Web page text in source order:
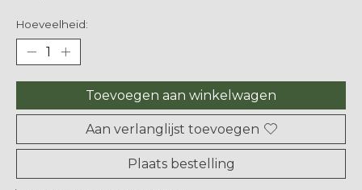
Hoeveelheid:
Toevoegen aan winkelwagen
Aan verlanglijst toevoegen
Plaats bestelling